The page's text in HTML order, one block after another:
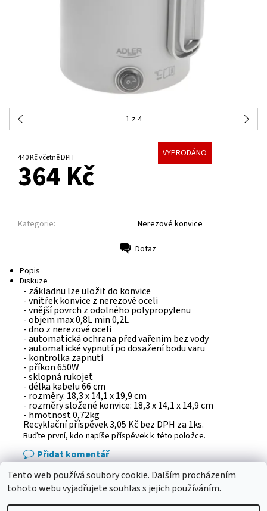
1 z 4
440 Kč včetně DPH VYPRODÁNO
364 Kč
Kategorie: Nerezové konvice
Dotaz
Popis
Diskuze
- základnu lze uložit do konvice
- vnitřek konvice z nerezové oceli
- vnější povrch z odolného polypropylenu
- objem max 0,8L min 0,2L
- dno z nerezové oceli
- automatická ochrana před vařením bez vody
- automatické vypnutí po dosažení bodu varu
- kontrolka zapnutí
- příkon 650W
- sklopná rukojeť
- délka kabelu 66 cm
- rozměry: 18,3 x 14,1 x 19,9 cm
- rozměry složené konvice: 18,3 x 14,1 x 14,9 cm
- hmotnost 0,72kg
Recyklační příspěvek 3,05 Kč bez DPH za 1ks.
Buďte první, kdo napíše příspěvek k této položce.
Přidat komentář
eshop - elektrodvorak.cz
Tento web používá soubory cookie. Dalším procházením
tohoto webu vyjadřujete souhlas s jejich používáním.